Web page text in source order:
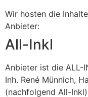
Wir hosten die
Anbieter:
All-Inkl
Anbieter ist die ALL-
Inh. René Münnich,
(nachfolgend All-